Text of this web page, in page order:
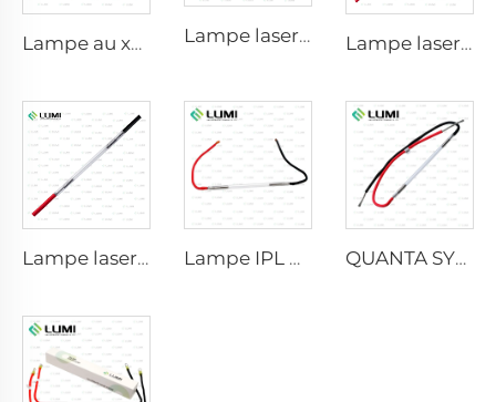
Lampe au xénon IPL P1541 – 9×45×100 mm Lampe laser au xénon L2741 – 7×100×167 mm Lampe laser au xénon L2851-5×105×175 mm
Lampe laser au xénon L2021-7×65×130 mm Lampe IPL P2021-7×65×130 mm QUANTA SYSTEM